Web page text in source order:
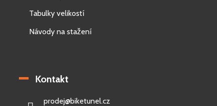
Tabulky velikostí
Návody na stažení
Kontakt
prodej@biketunel.cz